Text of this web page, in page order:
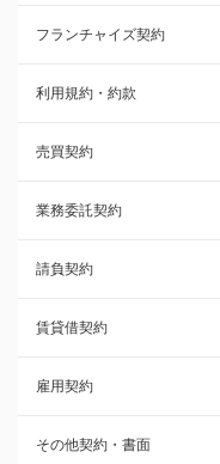
利用規約・約款
覚書・合意書・同意書
承諾書
雇用契約
その他契約・書面
売買契約
株主総会議事録・関連書類
請負契約
フランチャイズ契約
利用規約・約款
売買契約
業務委託契約
請負契約
賃貸借契約
雇用契約
その他契約・書面